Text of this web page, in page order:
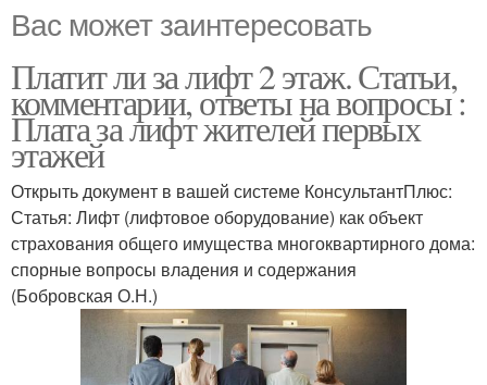
Вас может заинтересовать
Платит ли за лифт 2 этаж. Статьи,
комментарии, ответы на вопросы :
Плата за лифт жителей первых
этажей
Открыть документ в вашей системе КонсультантПлюс:
Статья: Лифт (лифтовое оборудование) как объект
страхования общего имущества многоквартирного дома:
спорные вопросы владения и содержания
(Бобровская О.Н.)